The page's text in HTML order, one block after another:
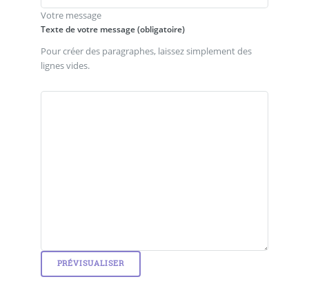
Votre message
Texte de votre message (obligatoire)
Pour créer des paragraphes, laissez simplement des
lignes vides.